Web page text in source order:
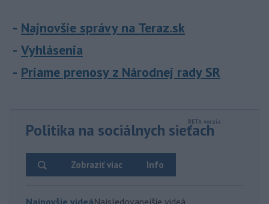
Najnovšie správy na Teraz.sk
Vyhlásenia
Priame prenosy z Národnej rady SR
Politika na sociálnych sieťach
Info
Zobraziť viac
Najnovšie videáNajsledovanejšie videá